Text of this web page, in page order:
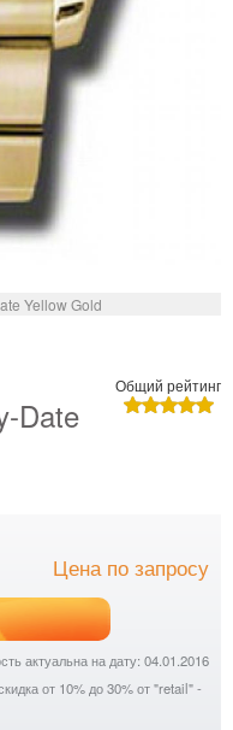
Yellow Gold
Общий рейтинг
Date
Цена по запросу
актуальна на дату: 04.01.2016
от 10% до 30% от "retail" -